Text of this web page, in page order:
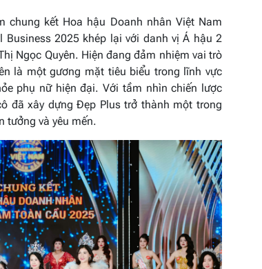
kết Hoa hậu Doanh nhân Việt Nam
Business 2025 khép lại với danh vị Á hậu 2
Ngọc Quyên. Hiện đang đảm nhiệm vai trò
là một gương mặt tiêu biểu trong lĩnh vực
phụ nữ hiện đại. Với tầm nhìn chiến lược
đã xây dựng Đẹp Plus trở thành một trong
tưởng và yêu mến.